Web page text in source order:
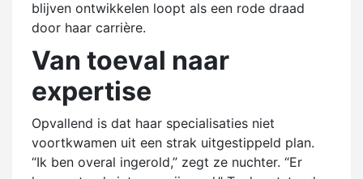
blijven ontwikkelen loopt als een rode draad
door haar carrière.
Van toeval naar
expertise
Opvallend is dat haar specialisaties niet
voortkwamen uit een strak uitgestippeld plan.
“Ik ben overal ingerold,” zegt ze nuchter. “Er